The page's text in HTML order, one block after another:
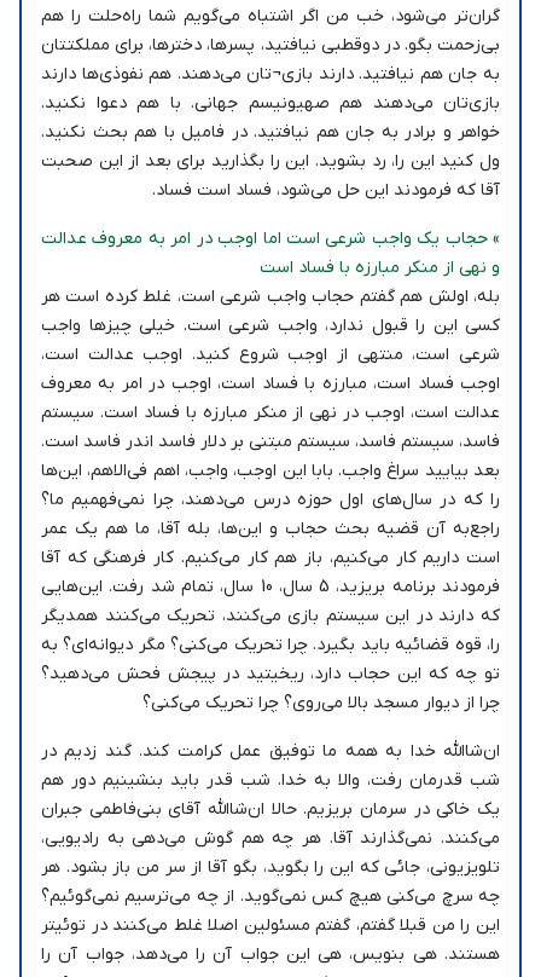
گران‌تر می‌شود، خب من اگر اشتباه می‌گویم شما راه‌حلت را هم
بی‌زحمت بگو. در دوقطبی نیافتید، پسرها، دخترها، برای مملکتتان
به جان هم نیافتید. دارند بازی¬تان می‌دهند. هم نفوذی‌ها دارند
بازی‌تان می‌دهند هم صهیونیسم جهانی. با هم دعوا نکنید.
خواهر و برادر به جان هم نیافتید. در فامیل با هم بحث نکنید.
ول کنید این را، رد بشوید. این را بگذارید برای بعد از این صحبت
آقا که فرمودند این حل می‌شود، فساد است فساد.
» حجاب یک واجب شرعی است اما اوجب در امر به معروف عدالت
و نهی از منکر مبارزه با فساد است
بله، اولش هم گفتم حجاب واجب شرعی است، غلط کرده است هر
کسی این را قبول ندارد، واجب شرعی است. خیلی چیزها واجب
شرعی است، منتهی از اوجب شروع کنید. اوجب عدالت است،
اوجب فساد است، مبارزه با فساد است، اوجب در امر به معروف
عدالت است، اوجب در نهی از منکر مبارزه با فساد است. سیستم
فاسد، سیستم فاسد، سیستم مبتنی بر دلار فاسد اندر فاسد است.
بعد بیایید سراغ واجب. بابا این اوجب، واجب، اهم فی‌الاهم، این‌ها
را که در سال‌های اول حوزه درس می‌دهند، چرا نمی‌فهمیم ما؟
راجع‌به آن قضیه بحث حجاب و این‌ها، بله آقا، ما هم یک عمر
است داریم کار می‌کنیم، باز هم کار می‌کنیم. کار فرهنگی که آقا
فرمودند برنامه بریزید، 5 سال، 10 سال، تمام شد رفت. این‌هایی
که دارند در این سیستم بازی می‌کنند، تحریک می‌کنند همدیگر
را، قوه قضائیه باید بگیرد. چرا تحریک می‌کنی؟ مگر دیوانه‌ای؟ به
تو چه که این حجاب دارد، ریخیتید در پیجش فحش می‌دهید؟
چرا از دیوار مسجد بالا می‌روی؟ چرا تحریک می‌کنی؟
ان‌شاالله خدا به همه ما توفیق عمل کرامت کند. گند زدیم در
شب قدرمان رفت، والا به خدا. شب قدر باید بنشینیم دور هم
یک خاکی در سرمان بریزیم. حالا ان‌شاالله آقای بنی‌فاطمی جبران
می‌کنند. نمی‌گذارند آقا. هر چه هم گوش می‌دهی به رادیویی،
تلویزیونی، جائی که این را بگوید، بگو آقا از سر من باز بشود. هر
چه سرچ می‌کنی هیچ کس نمی‌گوید. از چه می‌ترسیم نمی‌گوئیم؟
این را من قبلا گفتم، گفتم مسئولین اصلا غلط می‌کنند در توئیتر
هستند. هی بنویس، هی این جواب آن را می‌دهد، جواب آن را